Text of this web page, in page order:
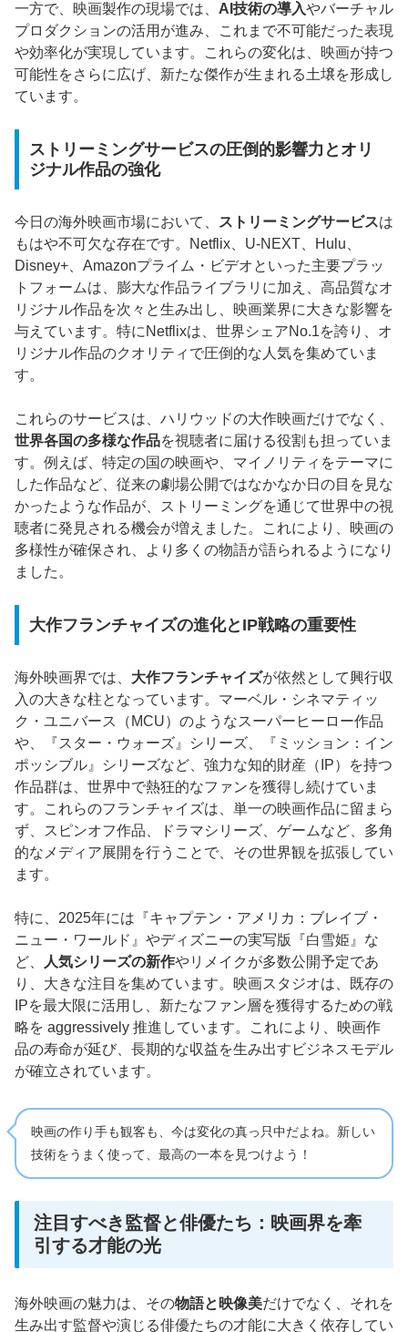
一方で、映画製作の現場では、 AI技術の導入やバーチャル
プロダクションの活用が進み、これまで不可能だった表現
や効率化が実現しています。これらの変化は、映画が持つ
可能性をさらに広げ、新たな傑作が生まれる土壌を形成し
ています。
ストリーミングサービスの圧倒的影響力とオリ
ジナル作品の強化
今日の海外映画市場において、 ストリーミングサービスは
もはや不可欠な存在です。Netflix、U-NEXT、Hulu、
Disney+、Amazonプライム・ビデオといった主要プラッ
トフォームは、膨大な作品ライブラリに加え、高品質なオ
リジナル作品を次々と生み出し、映画業界に大きな影響を
与えています。特にNetflixは、世界シェアNo.1を誇り、オ
リジナル作品のクオリティで圧倒的な人気を集めていま
す。
これらのサービスは、ハリウッドの大作映画だけでなく、
世界各国の多様な作品を視聴者に届ける役割も担っていま
す。例えば、特定の国の映画や、マイノリティをテーマに
した作品など、従来の劇場公開ではなかなか日の目を見な
かったような作品が、ストリーミングを通じて世界中の視
聴者に発見される機会が増えました。これにより、映画の
多様性が確保され、より多くの物語が語られるようになり
ました。
大作フランチャイズの進化とIP戦略の重要性
海外映画界では、 大作フランチャイズが依然として興行収
入の大きな柱となっています。マーベル・シネマティッ
ク・ユニバース（MCU）のようなスーパーヒーロー作品
や、『スター・ウォーズ』シリーズ、『ミッション：イン
ポッシブル』シリーズなど、強力な知的財産（IP）を持つ
作品群は、世界中で熱狂的なファンを獲得し続けていま
す。これらのフランチャイズは、単一の映画作品に留まら
ず、スピンオフ作品、ドラマシリーズ、ゲームなど、多角
的なメディア展開を行うことで、その世界観を拡張してい
ます。
特に、2025年には『キャプテン・アメリカ：ブレイブ・
ニュー・ワールド』やディズニーの実写版『白雪姫』な
ど、
人気シリーズの新作やリメイクが多数公開予定であ
り、大きな注目を集めています。映画スタジオは、既存の
IPを最大限に活用し、新たなファン層を獲得するための戦
略を aggressively 推進しています。これにより、映画作
品の寿命が延び、長期的な収益を生み出すビジネスモデル
が確立されています。
映画の作り手も観客も、今は変化の真っ只中だよね。新しい
技術をうまく使って、最高の一本を見つけよう！
注目すべき監督と俳優たち：映画界を牽
引する才能の光
海外映画の魅力は、その物語と映像美だけでなく、それを
生み出す監督や演じる俳優たちの才能に大きく依存してい